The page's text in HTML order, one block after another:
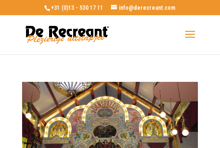
+31 (0)13 - 530 17 11 info@derecreant.com